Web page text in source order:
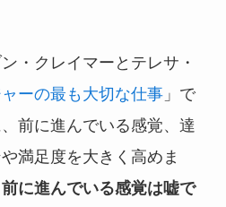
・クレイマーとテレサ・
ーの最も大切な仕事」で
前に進んでいる感覚、達
満足度を大きく高めま
前に進んでいる感覚は嘘で